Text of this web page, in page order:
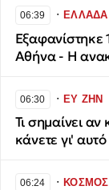
06:39 ∙ΕΛΛΑΔΑ
Εξαφανίστηκε
Αθήνα - Η
06:30 ∙ΕΥ ΖΗΝ
Τι σημαίνει αν
κάνετε γι' αυτό
06:24 ∙ΚΟΣΜΟΣ